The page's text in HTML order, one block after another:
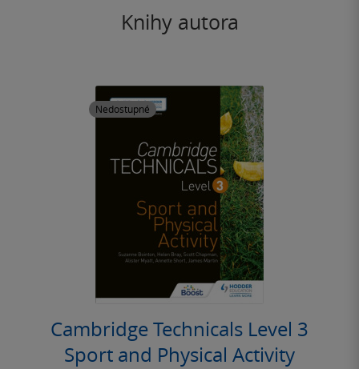
Knihy autora
Nedostupné
Cambridge Technicals Level 3
Sport and Physical Activity